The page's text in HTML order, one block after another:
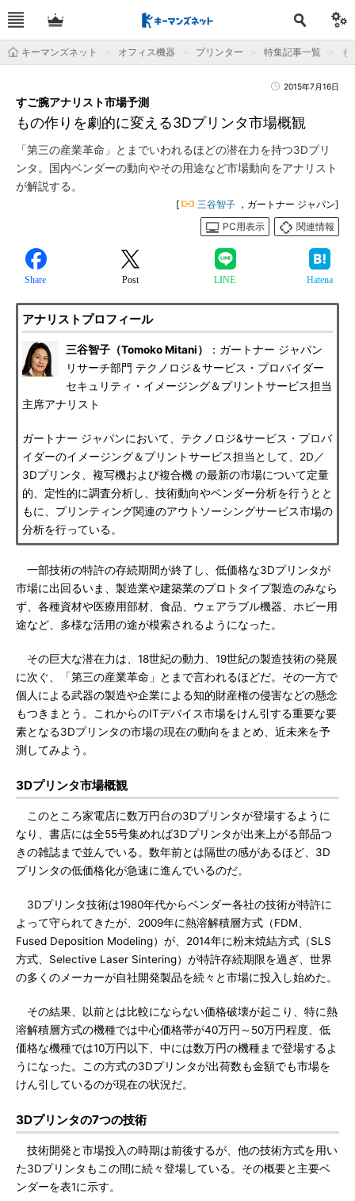
キーマンズネット オフィス機器 プリンター 特集記事一覧 も
2015年7月16日
もの作りを劇的に変える3Dプリンタ市場概観
すご腕アナリスト市場予測
「第三の産業革命」とまでいわれるほどの潜在力を持つ3Dプリ
ンタ。国内ベンダーの動向やその用途など市場動向をアナリスト
が解説する。
[ 三谷智子 ，ガートナー ジャパン]
PC用表示
関連情報
Share Post LINE Hatena
アナリストプロフィール
三谷智子（Tomoko Mitani）
：ガートナー ジャパン
リサーチ部門 テクノロジ＆サービス・プロバイダー
セキュリティ・イメージング＆プリントサービス担当
主席アナリスト
ガートナー ジャパンにおいて、テクノロジ&サービス・プロバ
イダーのイメージング＆プリントサービス担当として、2D／
3Dプリンタ、複写機および複合機 の最新の市場について定量
的、定性的に調査分析し、技術動向やベンダー分析を行うとと
もに、プリンティング関連のアウトソーシングサービス市場の
分析を行っている。
一部技術の特許の存続期間が終了し、低価格な3Dプリンタが
市場に出回るいま、製造業や建築業のプロトタイプ製造のみなら
ず、各種資材や医療用部材、食品、ウェアラブル機器、ホビー用
途など、多様な活用の途が模索されるようになった。
その巨大な潜在力は、18世紀の動力、19世紀の製造技術の発展
に次ぐ、「第三の産業革命」とまで言われるほどだ。その一方で
個人による武器の製造や企業による知的財産権の侵害などの懸念
もつきまとう。これからのITデバイス市場をけん引する重要な要
素となる3Dプリンタの市場の現在の動向をまとめ、近未来を予
測してみよう。
3Dプリンタ市場概観
このところ家電店に数万円台の3Dプリンタが登場するように
なり、書店には全55号集めれば3Dプリンタが出来上がる部品つ
きの雑誌まで並んでいる。数年前とは隔世の感があるほど、3D
プリンタの低価格化が急速に進んでいるのだ。
3Dプリンタ技術は1980年代からベンダー各社の技術が特許に
よって守られてきたが、2009年に熱溶解積層方式（FDM、
Fused Deposition Modeling）が、2014年に粉末焼結方式（SLS
方式、Selective Laser Sintering）が特許存続期限を過ぎ、世界
の多くのメーカーが自社開発製品を続々と市場に投入し始めた。
その結果、以前とは比較にならない価格破壊が起こり、特に熱
溶解積層方式の機種では中心価格帯が40万円～50万円程度、低
価格な機種では10万円以下、中には数万円の機種まで登場するよ
うになった。この方式の3Dプリンタが出荷数も金額でも市場を
けん引しているのが現在の状況だ。
3Dプリンタの7つの技術
技術開発と市場投入の時期は前後するが、他の技術方式を用い
た3Dプリンタもこの間に続々登場している。その概要と主要ベ
ンダーを表1に示す。